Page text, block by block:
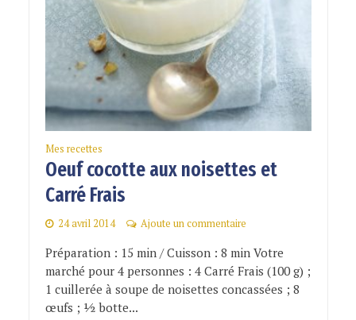
Mes recettes
Oeuf cocotte aux noisettes et
Carré Frais
24 avril 2014 Ajoute un commentaire
Préparation : 15 min / Cuisson : 8 min Votre
marché pour 4 personnes : 4 Carré Frais (100 g) ;
1 cuillerée à soupe de noisettes concassées ; 8
œufs ; ½ botte...